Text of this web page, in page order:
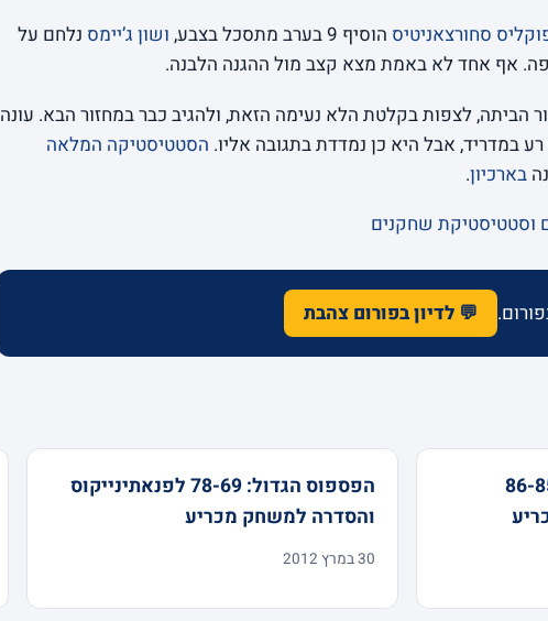
סחורצאניטיס הוסיף 9 בערב מתסכל בצבע, ושון ג’יימס נלחם על
אף אחד לא באמת מצא קצב מול ההגנה הלבנה.
הביתה, לצפות בקלטת הלא נעימה הזאת, ולהגיב כבר במחזור הבא. עונה
במדריד, אבל היא כן נמדדת בתגובה אליו. הסטטיסטיקה המלאה
בארכיון.
שחקנים
💬 לדיון בפורום צהבת
מסוף העולם: 86-85
הפספוס הגדול: 78-69 לפנאתינייקוס
והסדרה למשחק מכריע
30 במרץ 2012